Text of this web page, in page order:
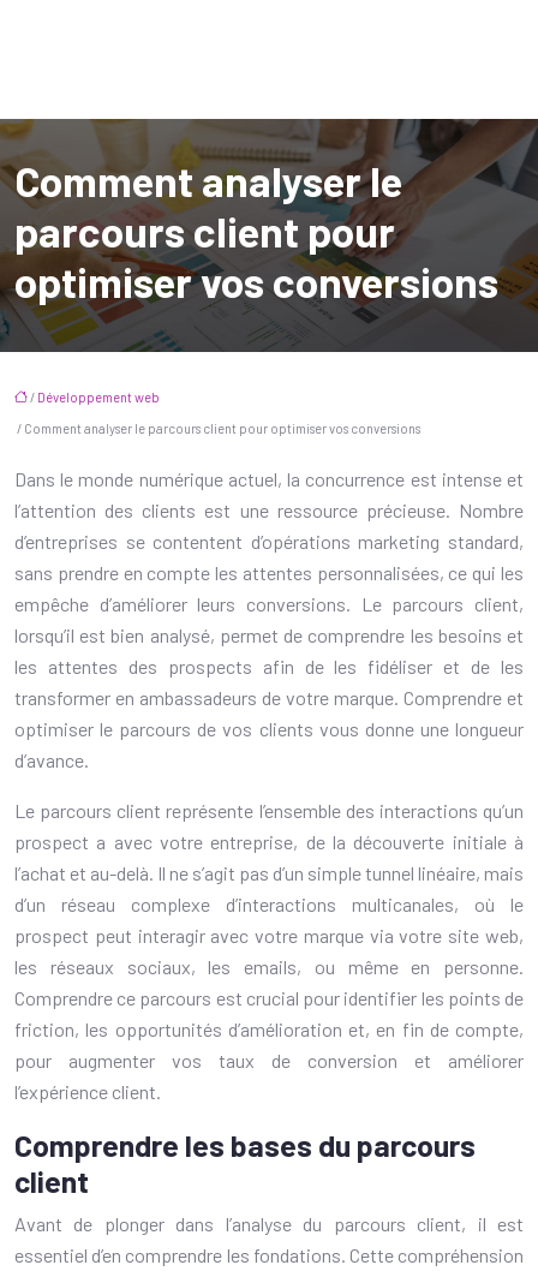
Comment analyser le
parcours client pour
optimiser vos conversions
/ Développement web
/ Comment analyser le parcours client pour optimiser vos conversions
Dans le monde numérique actuel, la concurrence est intense et
l’attention des clients est une ressource précieuse. Nombre
d’entreprises se contentent d’opérations marketing standard,
sans prendre en compte les attentes personnalisées, ce qui les
empêche d’améliorer leurs conversions. Le parcours client,
lorsqu’il est bien analysé, permet de comprendre les besoins et
les attentes des prospects afin de les fidéliser et de les
transformer en ambassadeurs de votre marque. Comprendre et
optimiser le parcours de vos clients vous donne une longueur
d’avance.
Le parcours client représente l’ensemble des interactions qu’un
prospect a avec votre entreprise, de la découverte initiale à
l’achat et au-delà. Il ne s’agit pas d’un simple tunnel linéaire, mais
d’un réseau complexe d’interactions multicanales, où le
prospect peut interagir avec votre marque via votre site web,
les réseaux sociaux, les emails, ou même en personne.
Comprendre ce parcours est crucial pour identifier les points de
friction, les opportunités d’amélioration et, en fin de compte,
pour augmenter vos taux de conversion et améliorer
l’expérience client.
Comprendre les bases du parcours
client
Avant de plonger dans l’analyse du parcours client, il est
essentiel d’en comprendre les fondations. Cette compréhension